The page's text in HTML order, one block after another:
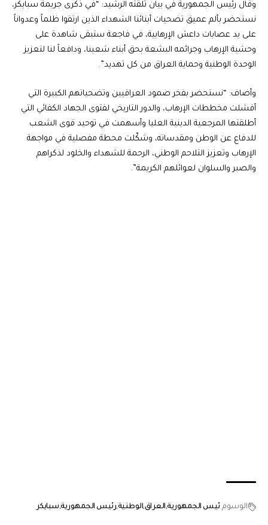
وقال رئيس الجمهورية في بيان تلقته الرشيد: “في ذكرى جريمة سبايكر،
نستحضر بألم عميق تضحيات أبنائنا الشهداء الذين ارتقوا ظلماً وعدواناً
على يد عصابات داعش الإرهابية، في فاجعة ستبقى شاهدة على
وحشية الإرهاب وجرائمه البشعة بحق أبناء شعبنا، ودافعاً لنا لتعزيز
الوحدة الوطنية وحماية العراق من كل تهديد”.
وأضاف: “نستحضر بفخر صمود العراقيين وتضحياتهم الكبيرة التي
أفشلت مخططات الإرهاب، والدور التاريخي لفتوى الجهاد الكفائي التي
أطلقتها المرجعية الدينية العليا وأسهمت في توحيد قوى الشعب
للدفاع عن الوطن ومقدساته، وشكّلت محطة مفصلية في مواجهة
الإرهاب وتعزيز التلاحم الوطني، الرحمة للشهداء والخلود لذكراهم
والصبر والسلوان لعوائلهم الكريمة”.
الوسوم ئيس الجمهورية العراقالوطنيةرئيس الجمهورية سبايكر